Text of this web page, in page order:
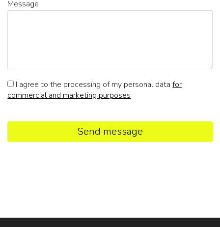
Message
I agree to the processing of my personal datafor
commercial and marketing purposes
Send message